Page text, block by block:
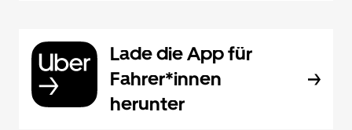
Lade die App für
Fahrer*innen
herunter